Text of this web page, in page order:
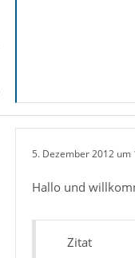
5. Dezember 2012 um
Hallo und
Zitat